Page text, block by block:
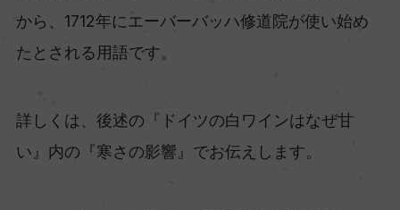
から、1712年にエーバーバッハ修道院が使い始め
たとされる用語です。
詳しくは、後述の『ドイツの白ワインはなぜ甘
い』内の『寒さの影響』でお伝えします。